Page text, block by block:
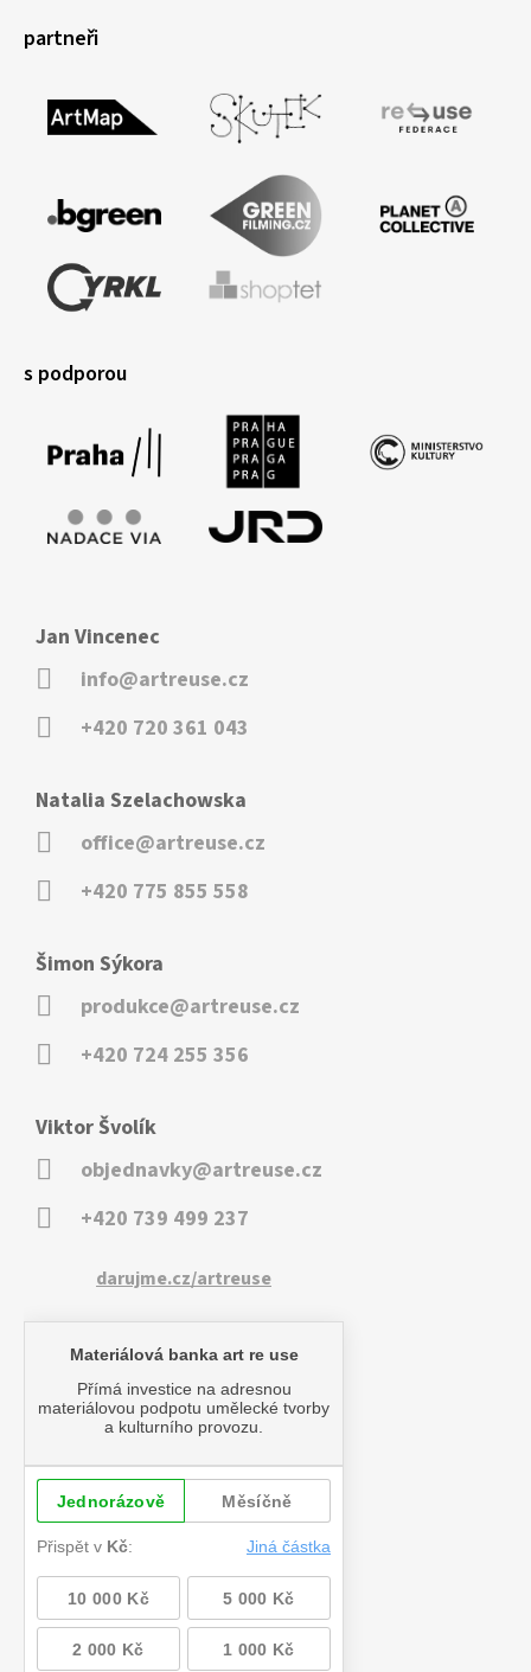
partneři
s podporou
Jan Vincenec
info@artreuse.cz
+420 720 361 043
Natalia Szelachowska
office@artreuse.cz
+420 775 855 558
Šimon Sýkora
produkce@artreuse.cz
+420 724 255 356
Viktor Švolík
objednavky@artreuse.cz
+420 739 499 237
darujme.cz/artreuse